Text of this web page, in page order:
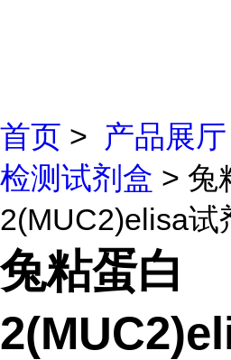
首页 > 产品展厅
检测试剂盒 > 兔
2(MUC2)elisa试
兔粘蛋白